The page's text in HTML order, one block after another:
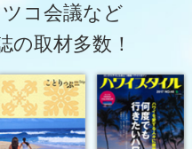
コ会議など
の取材多数！